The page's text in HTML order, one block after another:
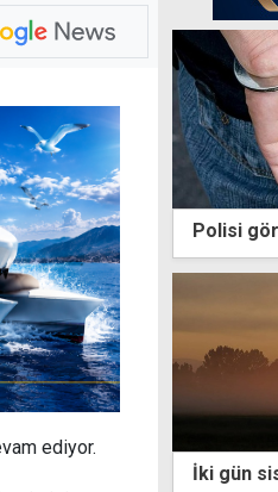
ediyor.
Polisi
İki gün